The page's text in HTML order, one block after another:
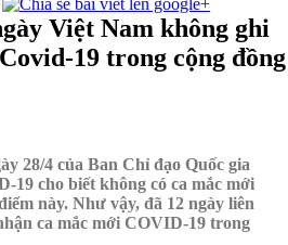
Việt Nam không ghi
19 trong cộng đồng
28/4 của Ban Chỉ đạo Quốc gia
19 cho biết không có ca mắc mới
này. Như vậy, đã 12 ngày liên
ca mắc mới COVID-19 trong